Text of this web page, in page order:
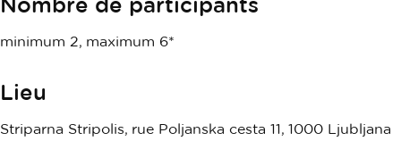
minimum 2, maximum 6*
Lieu
Striparna Stripolis, rue Poljanska cesta 11, 1000 Ljubljana